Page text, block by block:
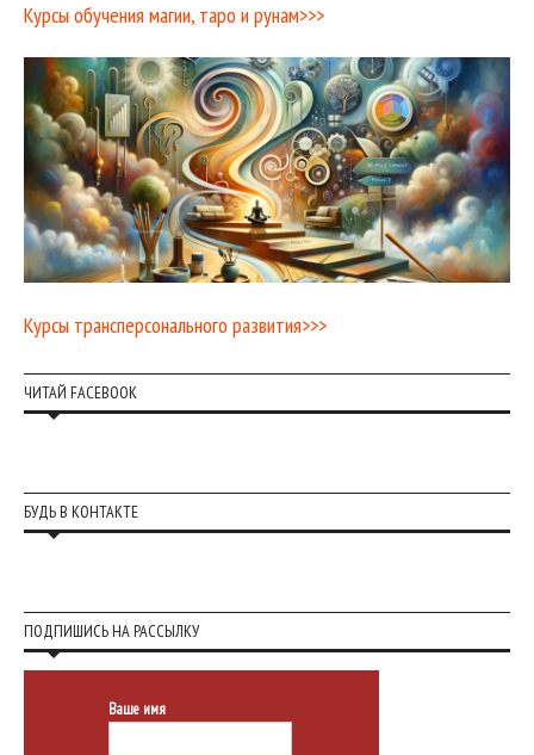
Курсы обучения магии, таро и рунам>>>
Курсы трансперсонального развития>>>
ЧИТАЙ FACEBOOK
БУДЬ В КОНТАКТЕ
ПОДПИШИСЬ НА РАССЫЛКУ
Ваше имя